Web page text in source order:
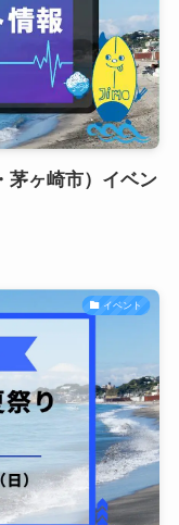
茅ヶ崎市）イベン
イベント